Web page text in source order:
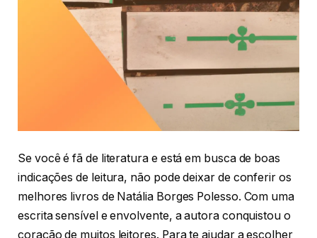
Se você é fã de literatura e está em busca de boas
indicações de leitura, não pode deixar de conferir os
melhores livros de Natália Borges Polesso. Com uma
escrita sensível e envolvente, a autora conquistou o
coração de muitos leitores. Para te ajudar a escolher